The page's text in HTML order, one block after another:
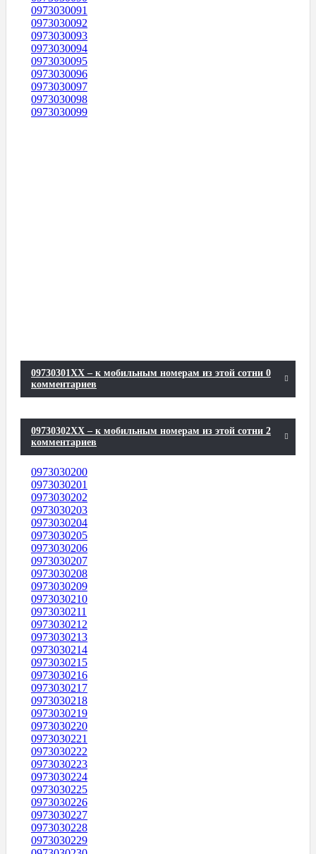
0973030091
0973030092
0973030093
0973030094
0973030095
0973030096
0973030097
0973030098
0973030099
09730301XX – к мобильным номерам из этой сотни 0
комментариев
09730302XX – к мобильным номерам из этой сотни 2
комментариев
0973030200
0973030201
0973030202
0973030203
0973030204
0973030205
0973030206
0973030207
0973030208
0973030209
0973030210
0973030211
0973030212
0973030213
0973030214
0973030215
0973030216
0973030217
0973030218
0973030219
0973030220
0973030221
0973030222
0973030223
0973030224
0973030225
0973030226
0973030227
0973030228
0973030229